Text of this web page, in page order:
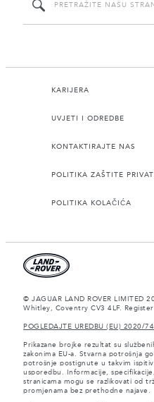
KARIJERA
UVJETI I ODREDBE
KONTAKTIRAJTE NAS
POLITIKA ZAŠTITE
POLITIKA KOLAČIĆA
© JAGUAR LAND ROVER LIMITED
Whitley, Coventry CV3 4LF.
POGLEDAJTE UREDBU (EU) 2020/
Prikazane brojke rezultat su
zakonima EU-a. Stvarna potrošnja
potrošnje postignute u takvim
usporedbu. Informacije,
stranicama mogu se razlikovati od
promjenama bez prethodne najave.